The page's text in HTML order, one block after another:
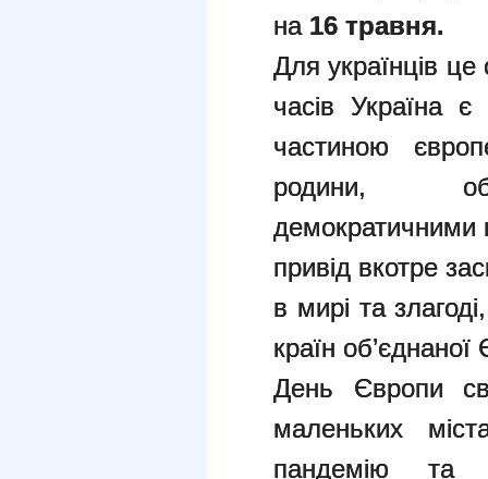
на 16 травня.
Для українців
часів Україна
частиною
родини,
демократичними
привід вкотре
в мирі та
країн
День Європи
маленьких
пандемію та